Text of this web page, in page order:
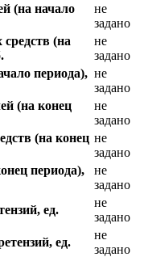
(на начало
не
задано
(на
не
задано
периода), не
задано
(на конец
не
задано
(на конец не
задано
периода),
не
задано
ед.
не
задано
ед.
не
задано